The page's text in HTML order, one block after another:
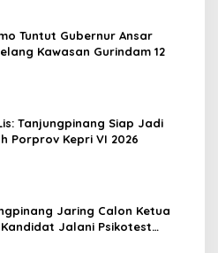
Tuntut Gubernur Ansar
Kawasan Gurindam 12
Tanjungpinang Siap Jadi
Porprov Kepri VI 2026
Jaring Calon Ketua
Jalani Psikotest